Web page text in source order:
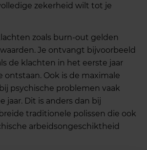
zekerheid wilt tot je
zoals burn-out gelden
Je ontvangt bijvoorbeeld
de klachten in het eerste jaar
ontstaan. Ook is de maximale
psychische problemen vaak
jaar. Dit is anders dan bij
traditionele polissen die ook
arbeidsongeschiktheid